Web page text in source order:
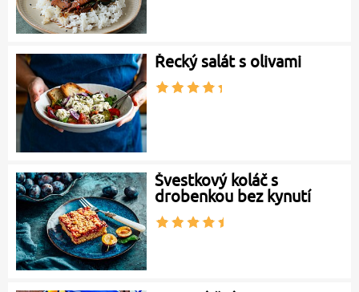
Řecký salát s olivami
Švestkový koláč s
drobenkou bez kynutí